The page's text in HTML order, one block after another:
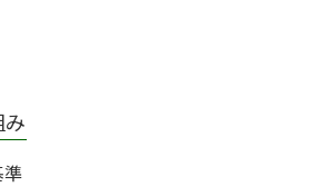
準